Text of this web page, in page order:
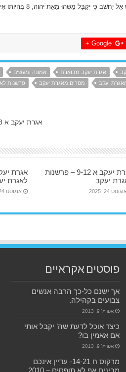
הַנִּדְחָפִים וְסוֹעֲרִים מִפְּנֵי הָרוּחַ. 7
Google +
אגרת יעקב מבוארת אמונה ומעשים
יעקב מסרים מאגרת יעקב
פרשנות
אגרת יעקב א 9-12 – פרשנות
יעקב
24, 2025
לאגרת
אוגוסט 24, 2025
פוסטים אקראיים
אך ישנם כל-כך הרבה אנשים
צבועים בקהילה.
אפריל 9, 2013
כיצד אוכל לדעת שה’ יקבל אותי
אם אאמין בו?
אפריל 9, 2013
מרקוס ח 14-21- עדיין אינכם
מבינים אף לא תופסים – 2010